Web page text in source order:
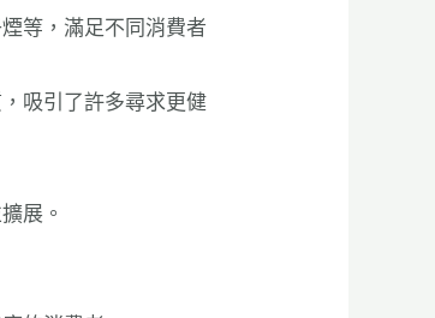
等，滿足不同消費者
吸引了許多尋求更健
展。